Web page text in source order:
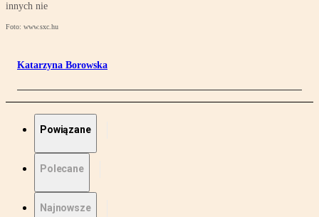
innych nie
Foto: www.sxc.hu
Katarzyna Borowska
Powiązane
Polecane
Najnowsze